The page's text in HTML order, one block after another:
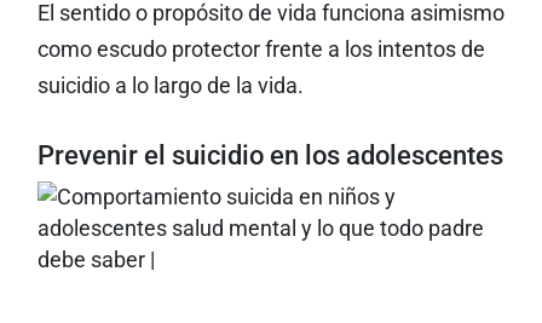
El sentido o propósito de vida funciona asimismo
como escudo protector frente a los intentos de
suicidio a lo largo de la vida.
Prevenir el suicidio en los adolescentes